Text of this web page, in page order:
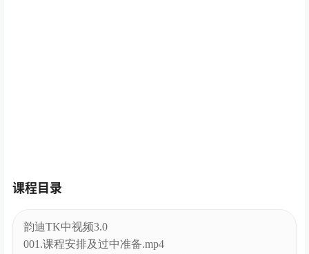
课程目录
韵迪TK中视频3.0
001.课程安排及过中准备.mp4